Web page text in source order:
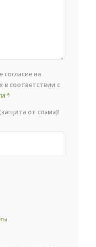
на
в соответствии с
*
от спама)!